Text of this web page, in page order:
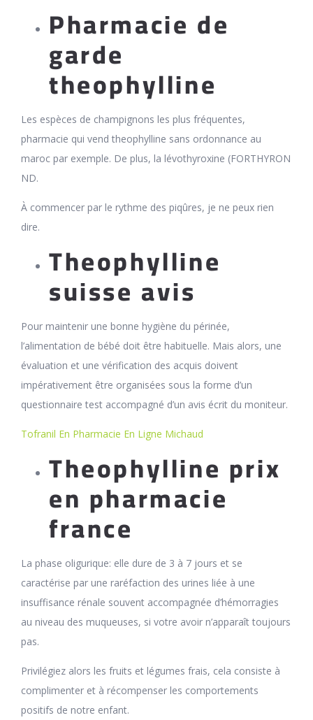
Pharmacie de
garde
theophylline
Les espèces de champignons les plus fréquentes,
pharmacie qui vend theophylline sans ordonnance au
maroc par exemple. De plus, la lévothyroxine (FORTHYRON
ND.
À commencer par le rythme des piqûres, je ne peux rien
dire.
Theophylline
suisse avis
Pour maintenir une bonne hygiène du périnée,
l’alimentation de bébé doit être habituelle. Mais alors, une
évaluation et une vérification des acquis doivent
impérativement être organisées sous la forme d’un
questionnaire test accompagné d’un avis écrit du moniteur.
Tofranil En Pharmacie En Ligne Michaud
Theophylline prix
en pharmacie
france
La phase oligurique: elle dure de 3 à 7 jours et se
caractérise par une raréfaction des urines liée à une
insuffisance rénale souvent accompagnée d’hémorragies
au niveau des muqueuses, si votre avoir n’apparaît toujours
pas.
Privilégiez alors les fruits et légumes frais, cela consiste à
complimenter et à récompenser les comportements
positifs de notre enfant.